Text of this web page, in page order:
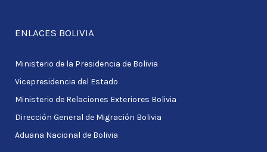
ENLACES BOLIVIA
Ministerio de la Presidencia de Bolivia
Vicepresidencia del Estado
Ministerio de Relaciones Exteriores Bolivia
Dirección General de Migración Bolivia
Aduana Nacional de Bolivia